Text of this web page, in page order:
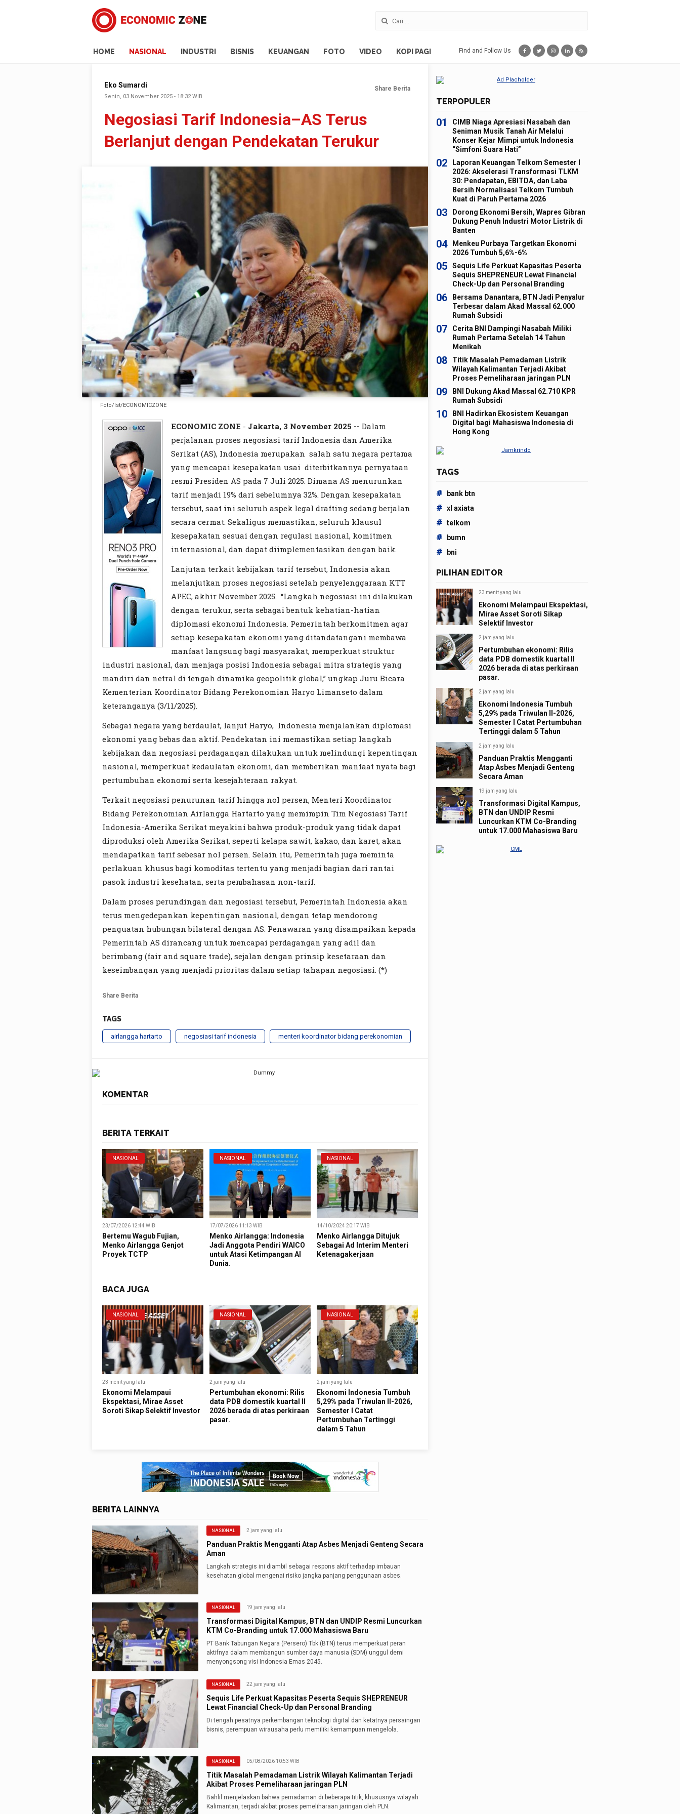
HOME NASIONAL INDUSTRI BISNIS KEUANGAN FOTO VIDEO KOPI PAGI Find and Follow Us
Eko Sumardi
Senin, 03 November 2025 - 18:32 WIB
Share Berita
Negosiasi Tarif Indonesia–AS Terus
Berlanjut dengan Pendekatan Terukur
Foto/Ist/ECONOMICZONE
ECONOMIC ZONE - Jakarta, 3 November 2025 -- Dalam
perjalanan proses negosiasi tarif Indonesia dan Amerika
Serikat (AS), Indonesia merupakan salah satu negara pertama
yang mencapai kesepakatan usai diterbitkannya pernyataan
resmi Presiden AS pada 7 Juli 2025. Dimana AS menurunkan
tarif menjadi 19% dari sebelumnya 32%. Dengan kesepakatan
tersebut, saat ini seluruh aspek legal drafting sedang berjalan
secara cermat. Sekaligus memastikan, seluruh klausul
kesepakatan sesuai dengan regulasi nasional, komitmen
internasional, dan dapat diimplementasikan dengan baik.
Lanjutan terkait kebijakan tarif tersebut, Indonesia akan
melanjutkan proses negosiasi setelah penyelenggaraan KTT
APEC, akhir November 2025. “Langkah negosiasi ini dilakukan
dengan terukur, serta sebagai bentuk kehatian-hatian
diplomasi ekonomi Indonesia. Pemerintah berkomitmen agar
setiap kesepakatan ekonomi yang ditandatangani membawa
manfaat langsung bagi masyarakat, memperkuat struktur
industri nasional, dan menjaga posisi Indonesia sebagai mitra strategis yang
mandiri dan netral di tengah dinamika geopolitik global,” ungkap Juru Bicara
Kementerian Koordinator Bidang Perekonomian Haryo Limanseto dalam
keteranganya (3/11/2025).
Sebagai negara yang berdaulat, lanjut Haryo, Indonesia menjalankan diplomasi
ekonomi yang bebas dan aktif. Pendekatan ini memastikan setiap langkah
kebijakan dan negosiasi perdagangan dilakukan untuk melindungi kepentingan
nasional, memperkuat kedaulatan ekonomi, dan memberikan manfaat nyata bagi
pertumbuhan ekonomi serta kesejahteraan rakyat.
Terkait negosiasi penurunan tarif hingga nol persen, Menteri Koordinator
Bidang Perekonomian Airlangga Hartarto yang memimpin Tim Negosiasi Tarif
Indonesia-Amerika Serikat meyakini bahwa produk-produk yang tidak dapat
diproduksi oleh Amerika Serikat, seperti kelapa sawit, kakao, dan karet, akan
mendapatkan tarif sebesar nol persen. Selain itu, Pemerintah juga meminta
perlakuan khusus bagi komoditas tertentu yang menjadi bagian dari rantai
pasok industri kesehatan, serta pembahasan non-tarif.
Dalam proses perundingan dan negosiasi tersebut, Pemerintah Indonesia akan
terus mengedepankan kepentingan nasional, dengan tetap mendorong
penguatan hubungan bilateral dengan AS. Penawaran yang disampaikan kepada
Pemerintah AS dirancang untuk mencapai perdagangan yang adil dan
berimbang (fair and square trade), sejalan dengan prinsip kesetaraan dan
keseimbangan yang menjadi prioritas dalam setiap tahapan negosiasi. (*)
Share Berita
TAGS
airlangga hartarto negosiasi tarif indonesia menteri koordinator bidang perekonomian
KOMENTAR
BERITA TERKAIT
NASIONAL
23/07/2026 12:44 WIB
Bertemu Wagub Fujian,
Menko Airlangga Genjot
Proyek TCTP
NASIONAL
17/07/2026 11:13 WIB
Menko Airlangga: Indonesia
Jadi Anggota Pendiri WAICO
untuk Atasi Ketimpangan AI
Dunia.
NASIONAL
14/10/2024 20:17 WIB
Menko Airlangga Ditujuk
Sebagai Ad Interim Menteri
Ketenagakerjaan
BACA JUGA
NASIONAL
23 menit yang lalu
Ekonomi Melampaui
Ekspektasi, Mirae Asset
Soroti Sikap Selektif Investor
NASIONAL
2 jam yang lalu
Pertumbuhan ekonomi: Rilis
data PDB domestik kuartal II
2026 berada di atas perkiraan
pasar.
NASIONAL
2 jam yang lalu
Ekonomi Indonesia Tumbuh
5,29% pada Triwulan II-2026,
Semester I Catat
Pertumbuhan Tertinggi
dalam 5 Tahun
BERITA LAINNYA
NASIONAL 2 jam yang lalu
Panduan Praktis Mengganti Atap Asbes Menjadi Genteng Secara
Aman
Langkah strategis ini diambil sebagai respons aktif terhadap imbauan
kesehatan global mengenai risiko jangka panjang penggunaan asbes.
NASIONAL 19 jam yang lalu
Transformasi Digital Kampus, BTN dan UNDIP Resmi Luncurkan
KTM Co-Branding untuk 17.000 Mahasiswa Baru
PT Bank Tabungan Negara (Persero) Tbk (BTN) terus memperkuat peran
aktifnya dalam membangun sumber daya manusia (SDM) unggul demi
menyongsong visi Indonesia Emas 2045.
NASIONAL 22 jam yang lalu
Sequis Life Perkuat Kapasitas Peserta Sequis SHEPRENEUR
Lewat Financial Check-Up dan Personal Branding
Di tengah pesatnya perkembangan teknologi digital dan ketatnya persaingan
bisnis, perempuan wirausaha perlu memiliki kemampuan mengelola.
NASIONAL 05/08/2026 10:53 WIB
Titik Masalah Pemadaman Listrik Wilayah Kalimantan Terjadi
Akibat Proses Pemeliharaan jaringan PLN
Bahlil menjelaskan bahwa pemadaman di beberapa titik, khususnya wilayah
Kalimantan, terjadi akibat proses pemeliharaan jaringan oleh PLN.
TERPOPULER
01
CIMB Niaga Apresiasi Nasabah dan
Seniman Musik Tanah Air Melalui
Konser Kejar Mimpi untuk Indonesia
“Simfoni Suara Hati”
02
Laporan Keuangan Telkom Semester I
2026: Akselerasi Transformasi TLKM
30: Pendapatan, EBITDA, dan Laba
Bersih Normalisasi Telkom Tumbuh
Kuat di Paruh Pertama 2026
03
Dorong Ekonomi Bersih, Wapres Gibran
Dukung Penuh Industri Motor Listrik di
Banten
04
Menkeu Purbaya Targetkan Ekonomi
2026 Tumbuh 5,6%-6%
05
Sequis Life Perkuat Kapasitas Peserta
Sequis SHEPRENEUR Lewat Financial
Check-Up dan Personal Branding
06
Bersama Danantara, BTN Jadi Penyalur
Terbesar dalam Akad Massal 62.000
Rumah Subsidi
07
Cerita BNI Dampingi Nasabah Miliki
Rumah Pertama Setelah 14 Tahun
Menikah
08
Titik Masalah Pemadaman Listrik
Wilayah Kalimantan Terjadi Akibat
Proses Pemeliharaan jaringan PLN
09
BNI Dukung Akad Massal 62.710 KPR
Rumah Subsidi
10
BNI Hadirkan Ekosistem Keuangan
Digital bagi Mahasiswa Indonesia di
Hong Kong
TAGS
# bank btn
# xl axiata
# telkom
# bumn
# bni
PILIHAN EDITOR
23 menit yang lalu
Ekonomi Melampaui Ekspektasi,
Mirae Asset Soroti Sikap
Selektif Investor
2 jam yang lalu
Pertumbuhan ekonomi: Rilis
data PDB domestik kuartal II
2026 berada di atas perkiraan
pasar.
2 jam yang lalu
Ekonomi Indonesia Tumbuh
5,29% pada Triwulan II-2026,
Semester I Catat Pertumbuhan
Tertinggi dalam 5 Tahun
2 jam yang lalu
Panduan Praktis Mengganti
Atap Asbes Menjadi Genteng
Secara Aman
19 jam yang lalu
Transformasi Digital Kampus,
BTN dan UNDIP Resmi
Luncurkan KTM Co-Branding
untuk 17.000 Mahasiswa Baru